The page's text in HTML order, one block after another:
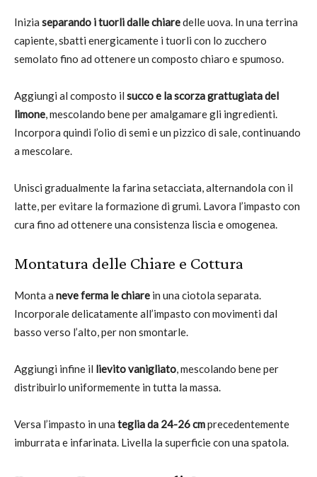
Inizia separando i tuorli dalle chiaredelle uova. In una terrina
capiente, sbatti energicamente i tuorli con lo zucchero
semolato fino ad ottenere un composto chiaro e spumoso.
Aggiungi al composto il succo e la scorza grattugiata del
limone, mescolando bene per amalgamare gli ingredienti.
Incorpora quindi l’olio di semi e un pizzico di sale, continuando
a mescolare.
Unisci gradualmente la farina setacciata, alternandola con il
latte, per evitare la formazione di grumi. Lavora l’impasto con
cura fino ad ottenere una consistenza liscia e omogenea.
Montatura delle Chiare e Cottura
Monta a neve ferma le chiare in una ciotola separata.
Incorporale delicatamente all’impasto con movimenti dal
basso verso l’alto, per non smontarle.
Aggiungi infine il lievito vanigliato, mescolando bene per
distribuirlo uniformemente in tutta la massa.
Versa l’impasto in una teglia da 24-26 cmprecedentemente
imburrata e infarinata. Livella la superficie con una spatola.